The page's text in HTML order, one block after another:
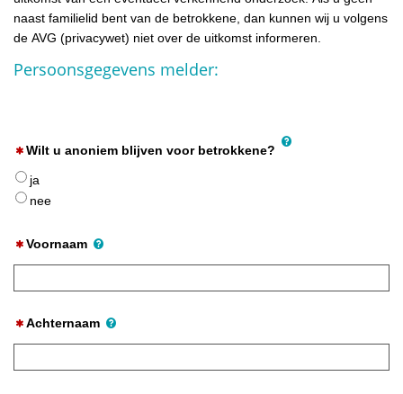
naast familielid bent van de betrokkene, dan kunnen wij u volgens
de AVG (privacywet) niet over de uitkomst informeren.
Persoonsgegevens melder:
Wilt u anoniem blijven voor betrokkene?
ja
nee
Voornaam
Achternaam